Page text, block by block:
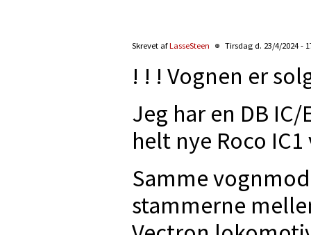
Skrevet afLasseSteen Tirsdag d. 23/4/2024 -
! ! ! Vognen er
Jeg har en DB
helt nye Roco
Samme
stammerne